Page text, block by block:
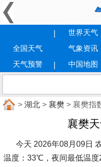
全国天气
世界天气
气象资讯
天气预警
中国地图
> 湖北 > 襄樊 > 襄樊指
襄樊
今天 2026年08月09日
温度：33℃，夜间最低温